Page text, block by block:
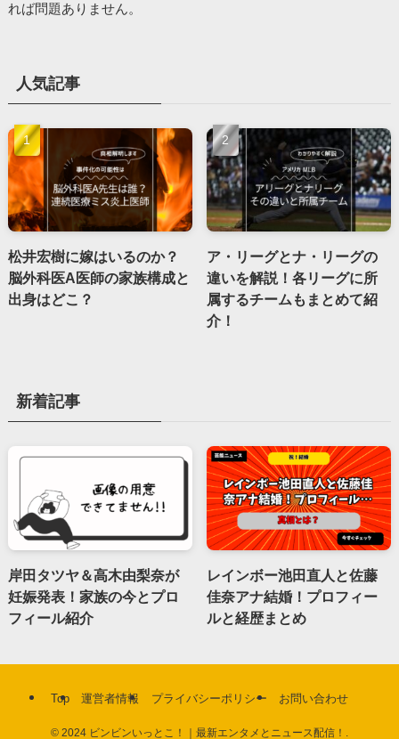
れば問題ありません。
人気記事
松井宏樹に嫁はいるのか？
脳外科医A医師の家族構成と
出身はどこ？
ア・リーグとナ・リーグの
違いを解説！各リーグに所
属するチームもまとめて紹
介！
新着記事
岸田タツヤ＆高木由梨奈が
妊娠発表！家族の今とプロ
フィール紹介
レインボー池田直人と佐藤
佳奈アナ結婚！プロフィー
ルと経歴まとめ
Top 運営者情報 プライバシーポリシー お問い合わせ
© 2024 ビンビンいっとこ！｜最新エンタメとニュース配信！.